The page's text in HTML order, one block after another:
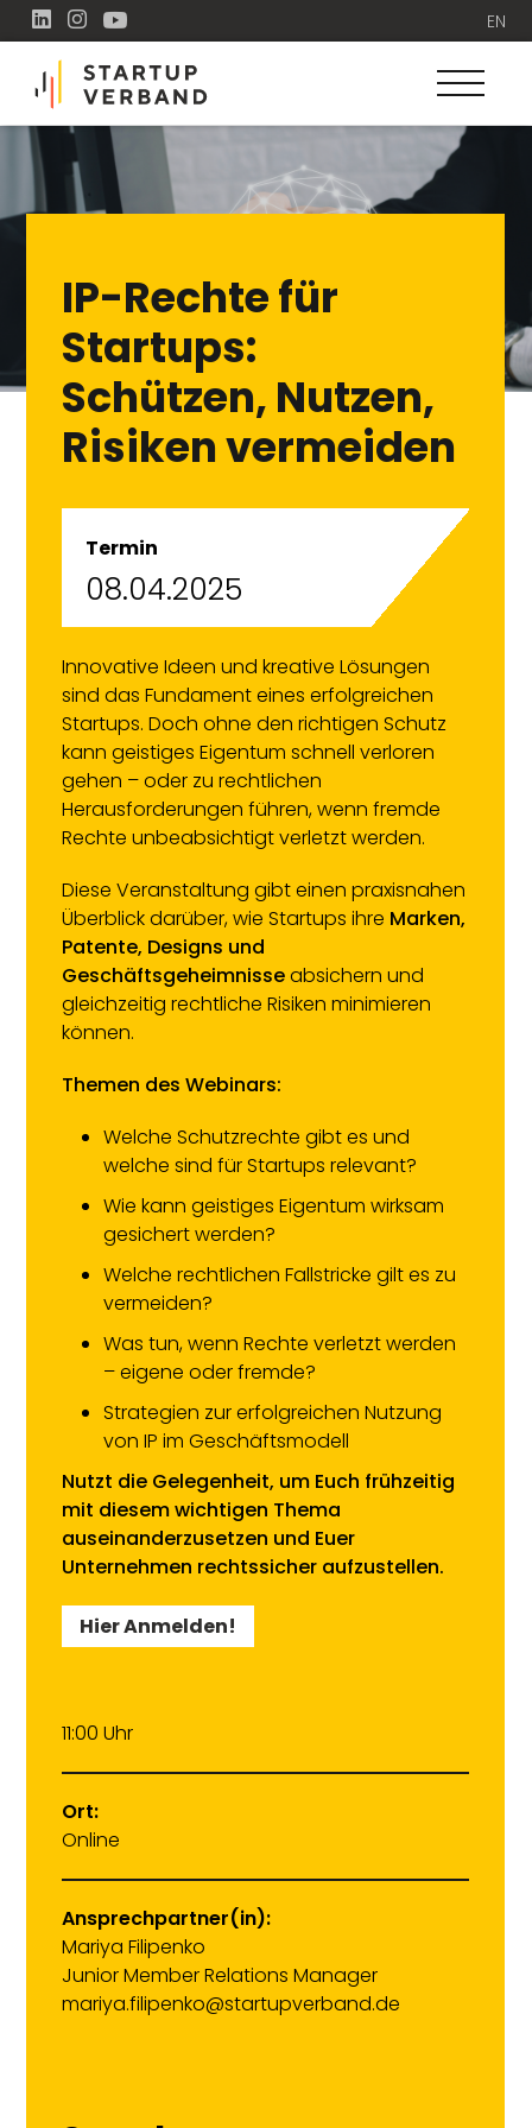
EN
IP-Rechte für
Startups:
Schützen, Nutzen,
Risiken vermeiden
Termin
08.04.2025
Innovative Ideen und kreative Lösungen
sind das Fundament eines erfolgreichen
Startups. Doch ohne den richtigen Schutz
kann geistiges Eigentum schnell verloren
gehen – oder zu rechtlichen
Herausforderungen führen, wenn fremde
Rechte unbeabsichtigt verletzt werden.
Diese Veranstaltung gibt einen praxisnahen
Überblick darüber, wie Startups ihre Marken,
Patente, Designs und
Geschäftsgeheimnisseabsichern und
gleichzeitig rechtliche Risiken minimieren
können.
Themen des Webinars:
Welche Schutzrechte gibt es und
welche sind für Startups relevant?
Wie kann geistiges Eigentum wirksam
gesichert werden?
Welche rechtlichen Fallstricke gilt es zu
vermeiden?
Was tun, wenn Rechte verletzt werden
– eigene oder fremde?
Strategien zur erfolgreichen Nutzung
von IP im Geschäftsmodell
Nutzt die Gelegenheit, um Euch frühzeitig
mit diesem wichtigen Thema
auseinanderzusetzen und Euer
Unternehmen rechtssicher aufzustellen.
Hier Anmelden!
11:00 Uhr
Ort:
Online
Ansprechpartner(in):
Mariya Filipenko
Junior Member Relations Manager
mariya.filipenko@startupverband.de